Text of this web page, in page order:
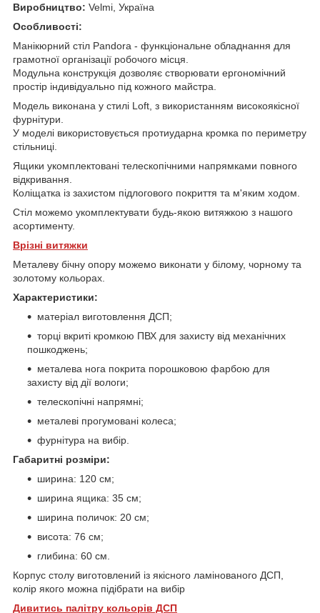
Виробництво: Velmi, Україна
Особливості:
Манікюрний стіл Pandora - функціональне обладнання для
грамотної організації робочого місця.
Модульна конструкція дозволяє створювати ергономічний
простір індивідуально під кожного майстра.
Модель виконана у стилі Loft, з використанням високоякісної
фурнітури.
У моделі використовується протиударна кромка по периметру
стільниці.
Ящики укомплектовані телескопічними напрямками повного
відкривання.
Коліщатка із захистом підлогового покриття та м'яким ходом.
Стіл можемо укомплектувати будь-якою витяжкою з нашого
асортименту.
Врізні витяжки
Металеву бічну опору можемо виконати у білому, чорному та
золотому кольорах.
Характеристики:
матеріал виготовлення ДСП;
торці вкриті кромкою ПВХ для захисту від механічних
пошкоджень;
металева нога покрита порошковою фарбою для
захисту від дії вологи;
телескопічні напрямні;
металеві прогумовані колеса;
фурнітура на вибір.
Габаритні розміри:
ширина: 120 см;
ширина ящика: 35 см;
ширина поличок: 20 см;
висота: 76 см;
глибина: 60 см.
Корпус столу виготовлений із якісного ламінованого ДСП,
колір якого можна підібрати на вибір
Дивитись палітру кольорів ДСП